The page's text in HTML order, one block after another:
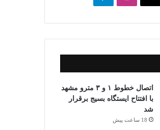
اتصال خطوط ۱ و ۳ مترو مشهد
با افتتاح ایستگاه بسیج برقرار
شد
18 ساعت پیش